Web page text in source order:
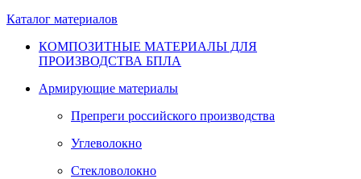
Каталог материалов
КОМПОЗИТНЫЕ МАТЕРИАЛЫ ДЛЯ
ПРОИЗВОДСТВА БПЛА
Армирующие материалы
Препреги российского производства
Углеволокно
Стекловолокно